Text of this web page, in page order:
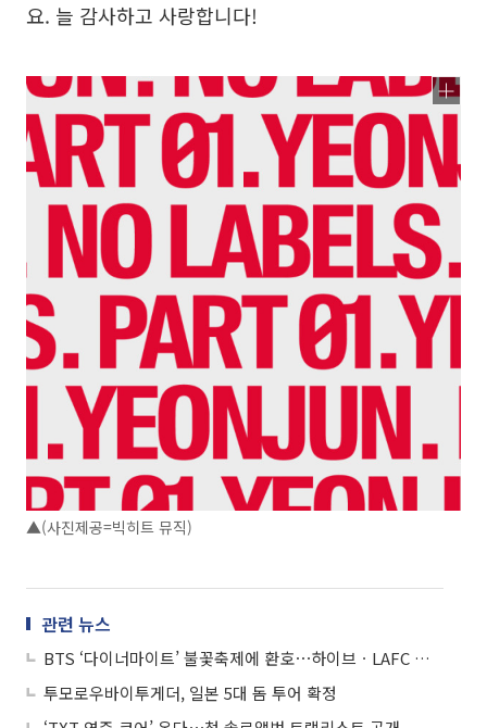
요. 늘 감사하고 사랑합니다!
▲(사진제공=빅히트 뮤직)
관련 뉴스
BTS ‘다이너마이트’ 불꽃축제에 환호⋯하이브ㆍLAFC 협업 성황리 개최
투모로우바이투게더, 일본 5대 돔 투어 확정